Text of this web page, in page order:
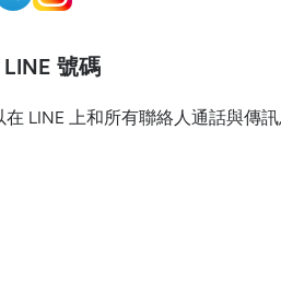
號碼
在 LINE 上和所有聯絡人通話與傳